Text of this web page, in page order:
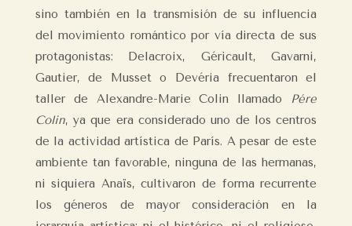
sino también en la transmisión de su influencia
del movimiento romántico por vía directa de sus
protagonistas: Delacroix, Géricault, Gavarni,
Gautier, de Musset o Devéria frecuentaron el
taller de Alexandre-Marie Colin llamado
Pére
Colin, ya que era considerado uno de los centros
de la actividad artística de París. A pesar de este
ambiente tan favorable, ninguna de las hermanas,
ni siquiera Anaïs, cultivaron de forma recurrente
los géneros de mayor consideración en la